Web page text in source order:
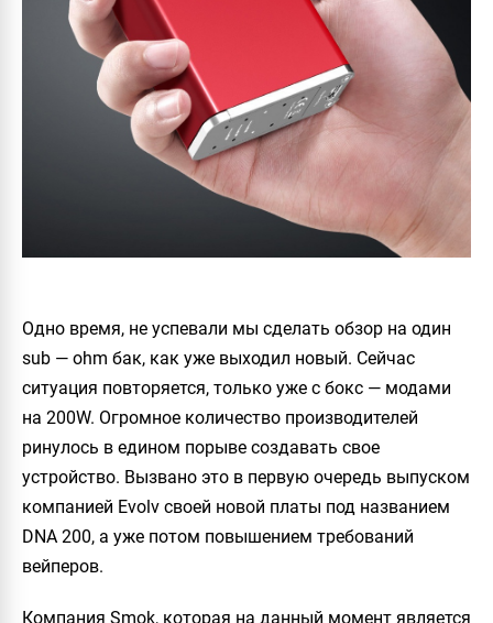
Одно время, не успевали мы сделать обзор на один
sub — ohm бак, как уже выходил новый. Сейчас
ситуация повторяется, только уже с бокс — модами
на 200W. Огромное количество производителей
ринулось в едином порыве создавать свое
устройство. Вызвано это в первую очередь выпуском
компанией Evolv своей новой платы под названием
DNA 200, а уже потом повышением требований
вейперов.
Компания Smok, которая на данный момент является